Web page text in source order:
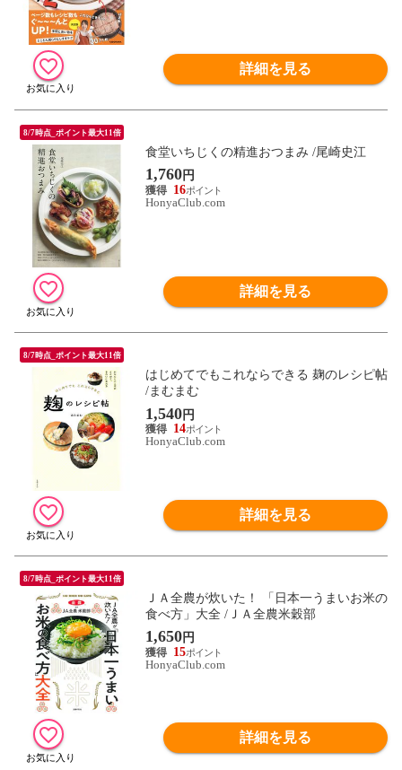
詳細を見る
8/7時点_ポイント最大11倍
食堂いちじくの精進おつまみ /尾崎史江
1,760円
16
HonyaClub.com
詳細を見る
8/7時点_ポイント最大11倍
はじめてでもこれならできる 麹のレシピ帖
/まむまむ
1,540円
14
HonyaClub.com
詳細を見る
8/7時点_ポイント最大11倍
ＪＡ全農が炊いた！ 「日本一うまいお米の
食べ方」大全 /ＪＡ全農米穀部
1,650円
15
HonyaClub.com
詳細を見る